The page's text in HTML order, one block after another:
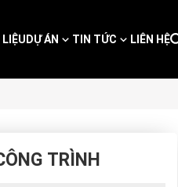
DỰ ÁN TIN TỨC LIÊN HỆ
TRÌNH